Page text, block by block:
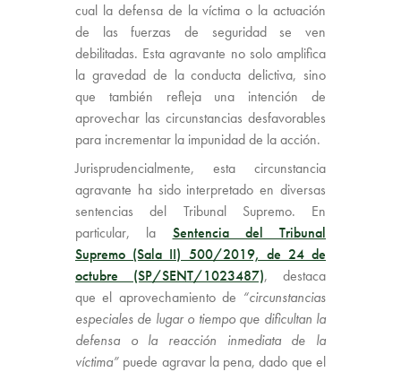
cual la defensa de la víctima o la actuación
de las fuerzas de seguridad se ven
debilitadas. Esta agravante no solo amplifica
la gravedad de la conducta delictiva, sino
que también refleja una intención de
aprovechar las circunstancias desfavorables
para incrementar la impunidad de la acción.
Jurisprudencialmente, esta circunstancia
agravante ha sido interpretado en diversas
sentencias del Tribunal Supremo. En
particular, la Sentencia del Tribunal
Supremo (Sala II) 500/2019, de 24 de
octubre (SP/SENT/1023487), destaca
que el aprovechamiento de “circunstancias
especiales de lugar o tiempo que dificultan la
defensa o la reacción inmediata de la
víctima” puede agravar la pena, dado que el